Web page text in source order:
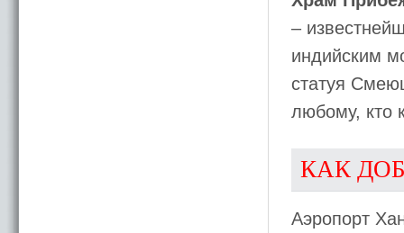
–
индийским
статуя
любому, кто
КАК
Аэропорт